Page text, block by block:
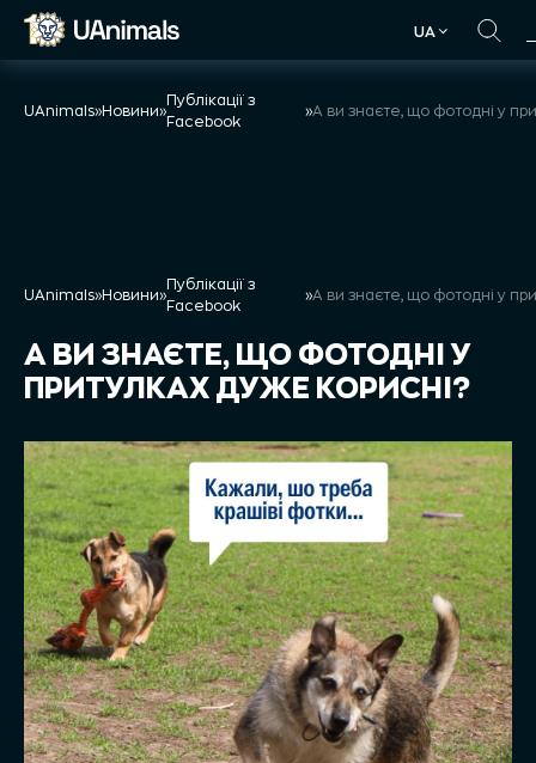
Skip
UA
UAnimals»Новини»
Публікації з
Facebook
»
UAnimals»Новини»
Публікації з
Facebook
»
А ВИ ЗНАЄТЕ, ЩО ФОТОДНІ У
ПРИТУЛКАХ ДУЖЕ КОРИСНІ?